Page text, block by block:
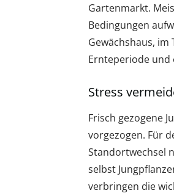
Gartenmarkt.
Bedingungen
Gewächshaus,
Ernteperiode und
Stress
Frisch gezogene
vorgezogen. Für
Standortwechsel
selbst
verbringen die